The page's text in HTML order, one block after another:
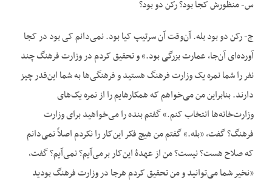
س- منظورش کجا بود؟ رکن دو بود؟
ج- رکن دو بود بله. آن‌وقت آن سرتیپ کیا بود. نمی‌دانم کی بود در کجا
آورده‌ای آن‌جا، عمارت بزرگی بود.» و تحقیق کردم در وزارت فرهنگ چند
نفر را شما نمره یک وزارت فرهنگ هستید و فرهنگی‌ها به شما این‌قدر چیز
دارند. بنابراین من می‌خواهم که همکارهایم را از نمره یک‌های
وزارت‌خانه‌ها انتخاب کنم.» گفتم بنده را می‌خواهید برای وزارت
فرهنگ؟ گفت، «بله.» گفتم من هیچ فکر این‌کار را نکردم اصلاً نمی‌دانم
که صلاح هست؟ نیست؟ من از عهدۀ این‌کار برمی‌آیم؟ نمی‌آیم؟ گفت،
«نخیر شما می‌توانید و من تحقیق کردم هرجا در وزارت فرهنگ بودید